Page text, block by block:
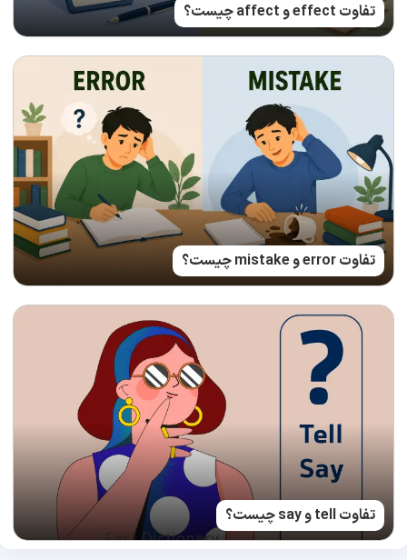
تفاوت effect و affect چیست؟
تفاوت error و mistake چیست؟
تفاوت tell و say چیست؟